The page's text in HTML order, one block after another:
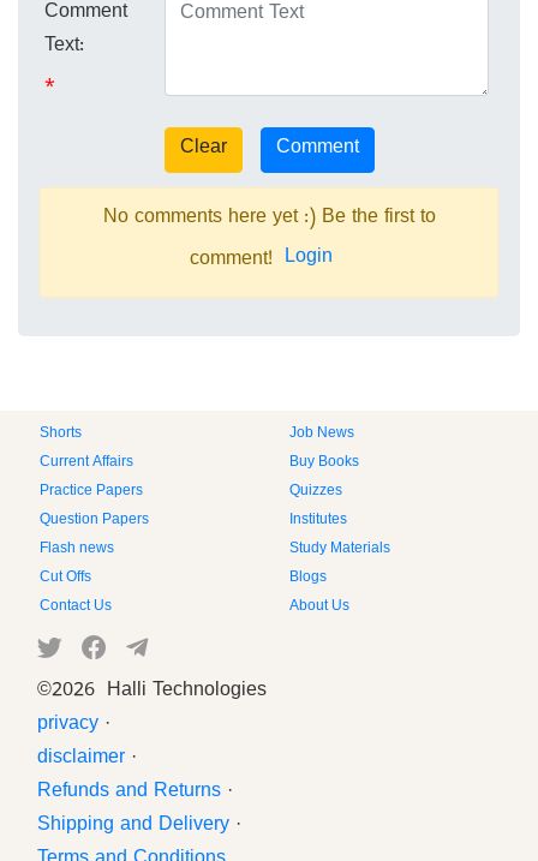
Comment
Text:
*
No comments here yet :) Be the first to
comment! Login
Shorts
Job News
Current Affairs
Buy Books
Practice Papers
Quizzes
Question Papers
Institutes
Flash news
Study Materials
Cut Offs
Blogs
Contact Us
About Us
©2026 Halli Technologies
privacy ·
disclaimer ·
Refunds and Returns ·
Shipping and Delivery ·